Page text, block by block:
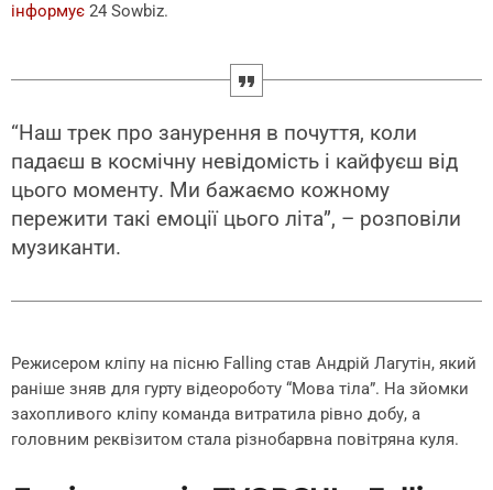
інформує 24 Sowbiz.
“Наш трек про занурення в почуття, коли
падаєш в космічну невідомість і кайфуєш від
цього моменту. Ми бажаємо кожному
пережити такі емоції цього літа”, – розповіли
музиканти.
Режисером кліпу на пісню Falling став Андрій Лагутін, який
раніше зняв для гурту відеороботу “Мова тіла”. На зйомки
захопливого кліпу команда витратила рівно добу, а
головним реквізитом стала різнобарвна повітряна куля.